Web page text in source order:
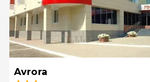
Avrora